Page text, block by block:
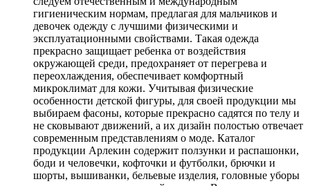
гигиеническим нормам, предлагая для мальчиков и
девочек одежду с лучшими физическими и
эксплуатационными свойствами. Такая одежда
прекрасно защищает ребенка от воздействия
окружающей среди, предохраняет от перегрева и
переохлаждения, обеспечивает комфортный
микроклимат для кожи. Учитывая физические
особенности детской фигуры, для своей продукции мы
выбираем фасоны, которые прекрасно садятся по телу и
не сковывают движений, а их дизайн полостью отвечает
современным представлениям о моде. Каталог
продукции Арлекин содержит ползунки и распашонки,
боди и человечки, кофточки и футболки, брючки и
шорты, вышиванки, бельевые изделия, головные уборы